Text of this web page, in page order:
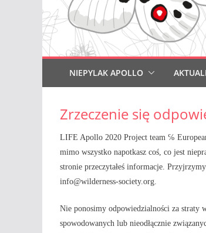
NIEPYLAK APOLLO
Zrzeczenie się
LIFE Apollo 2020 Project team ℅
mimo wszystko napotkasz coś, co jest
stronie przeczytałeś informacje.
info@wilderness-society.org
Nie ponosimy odpowiedzialności za straty
spowodowanych lub nieodłącznie